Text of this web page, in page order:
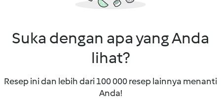
Suka dengan apa yang Anda
lihat?
Resep ini dan lebih dari 100 000 resep lainnya menanti
Anda!